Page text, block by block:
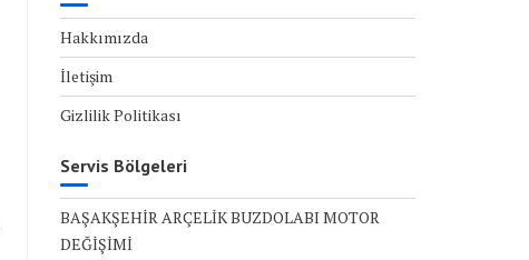
Hakkımızda
İletişim
Gizlilik Politikası
Servis Bölgeleri
BAŞAKŞEHİR ARÇELİK BUZDOLABI MOTOR
DEĞİŞİMİ